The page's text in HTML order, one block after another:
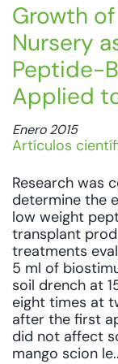
Growth
Nursery
Peptide-
Applied
Enero 2015
Artículos
Research was
determine the
low weight
transplant
treatments
5 ml of
soil drench at
eight times at
after the first
did not affect
mango scion